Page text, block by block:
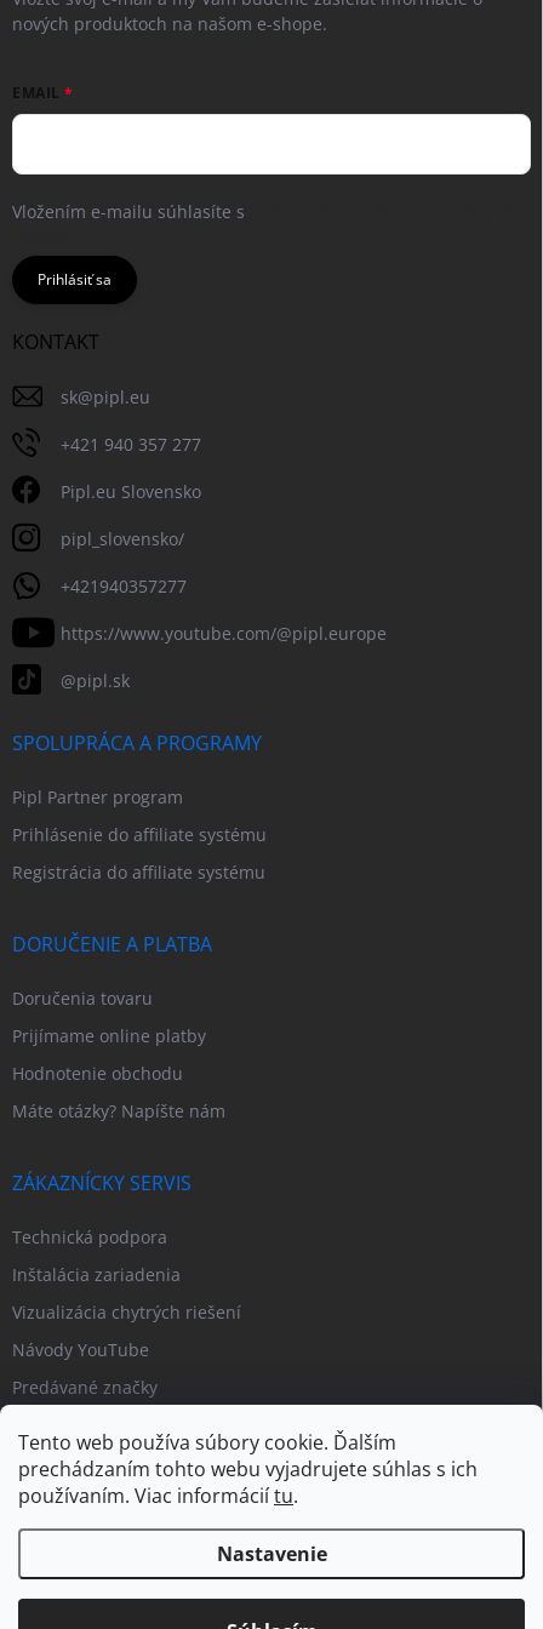
Tento web používa súbory cookie. Ďalším
prechádzaním tohto webu vyjadrujete súhlas s ich
používaním. Viac informáciítu.
Nastavenie
nových produktoch na našom e-shope.
EMAIL
Vložením e-mailu súhlasíte s
Prihlásiť sa
KONTAKT
sk@pipl.eu
+421 940 357 277
Pipl.eu Slovensko
pipl_slovensko/
+421940357277
https://www.youtube.com/@pipl.europe
@pipl.sk
SPOLUPRÁCA A PROGRAMY
Pipl Partner program
Prihlásenie do affiliate systému
Registrácia do affiliate systému
DORUČENIE A PLATBA
Doručenia tovaru
Prijímame online platby
Hodnotenie obchodu
Máte otázky? Napíšte nám
ZÁKAZNÍCKY SERVIS
Technická podpora
Inštalácia zariadenia
Vizualizácia chytrých riešení
Návody YouTube
Predávané značky
Copyright 2026PIPL.SK. Všetky práva vyhradené.Upraviť nastavenie
cookies